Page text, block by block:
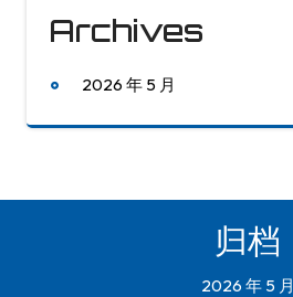
Archives
2026 年 5 月
归档
2026 年 5 月